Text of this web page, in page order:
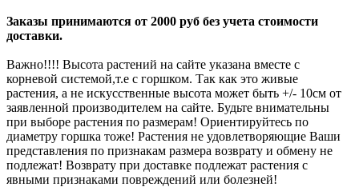
Заказы принимаются от 2000 руб без учета стоимости
доставки.
Важно!!!! Высота растений на сайте указана вместе с
корневой системой,т.е с горшком. Так как это живые
растения, а не искусственные высота может быть +/- 10см от
заявленной производителем на сайте. Будьте внимательны
при выборе растения по размерам! Ориентируйтесь по
диаметру горшка тоже! Растения не удовлетворяющие Ваши
представления по признакам размера возврату и обмену не
подлежат! Возврату при доставке подлежат растения с
явными признаками повреждений или болезней!